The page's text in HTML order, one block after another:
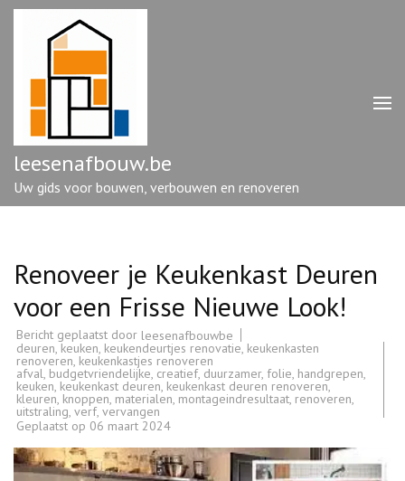
Ga
enter)
leesenafbouw.be
Uw gids voor bouwen, verbouwen en renoveren
Renoveer je Keukenkast Deuren
voor een Frisse Nieuwe Look!
Bericht geplaatst door leesenafbouwbe
deuren, keuken, keukendeurtjes renovatie, keukenkasten
renoveren, keukenkastjes renoveren
afval, budgetvriendelijke, creatief, duurzamer, folie, handgrepen,
keuken, keukenkast deuren, keukenkast deuren renoveren,
kleuren, knoppen, materialen, montageindresultaat, renoveren,
uitstraling, verf, vervangen
Geplaatst op 06 maart 2024